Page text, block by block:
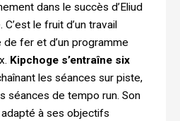
dans le succès d’Eliud
le fruit d’un travail
de fer et d’un programme
Kipchoge s’entraîne six
les séances sur piste,
séances de tempo run. Son
à ses objectifs